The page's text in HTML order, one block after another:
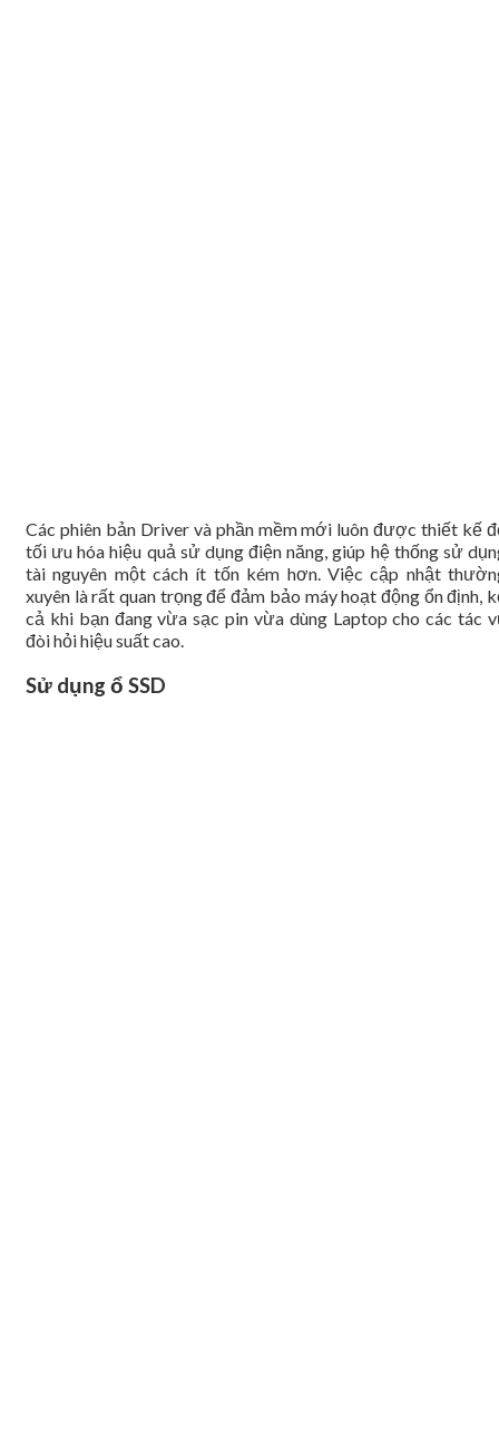
Các phiên bản Driver và phần mềm mới luôn được thiết kế
tối ưu hóa hiệu quả sử dụng điện năng, giúp hệ thống sử
tài nguyên một cách ít tốn kém hơn. Việc cập nhật
xuyên là rất quan trọng để đảm bảo máy hoạt động ổn định,
cả khi bạn đang vừa sạc pin vừa dùng Laptop cho các tác
đòi hỏi hiệu suất cao.
Sử dụng ổ SSD